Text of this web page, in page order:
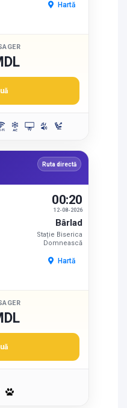
Hartă
Ruta directă
12-08-2026
00:20
Bârlad
Stație Biserica
Domnească
Hartă